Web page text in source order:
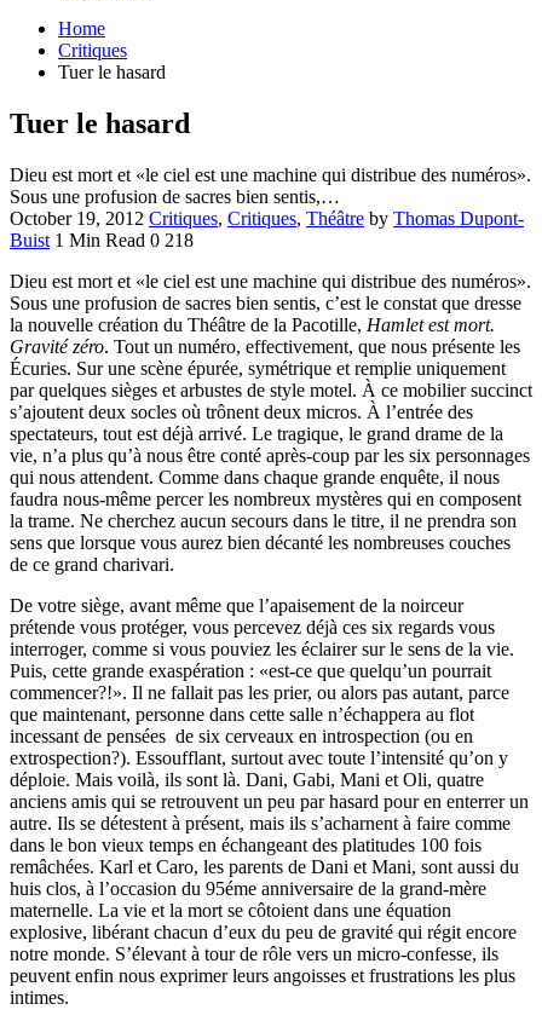
Home
Critiques
Tuer le hasard
Tuer le hasard
Dieu est mort et «le ciel est une machine qui distribue des numéros».
Sous une profusion de sacres bien sentis,…
October 19, 2012 Critiques, Critiques, Théâtre by Thomas Dupont-
Buist 1 Min Read 0 218
Dieu est mort et «le ciel est une machine qui distribue des numéros».
Sous une profusion de sacres bien sentis, c’est le constat que dresse
la nouvelle création du Théâtre de la Pacotille, Hamlet est mort.
Gravité zéro. Tout un numéro, effectivement, que nous présente les
Écuries. Sur une scène épurée, symétrique et remplie uniquement
par quelques sièges et arbustes de style motel. À ce mobilier succinct
s’ajoutent deux socles où trônent deux micros. À l’entrée des
spectateurs, tout est déjà arrivé. Le tragique, le grand drame de la
vie, n’a plus qu’à nous être conté après-coup par les six personnages
qui nous attendent. Comme dans chaque grande enquête, il nous
faudra nous-même percer les nombreux mystères qui en composent
la trame. Ne cherchez aucun secours dans le titre, il ne prendra son
sens que lorsque vous aurez bien décanté les nombreuses couches
de ce grand charivari.
De votre siège, avant même que l’apaisement de la noirceur
prétende vous protéger, vous percevez déjà ces six regards vous
interroger, comme si vous pouviez les éclairer sur le sens de la vie.
Puis, cette grande exaspération : «est-ce que quelqu’un pourrait
commencer?!». Il ne fallait pas les prier, ou alors pas autant, parce
que maintenant, personne dans cette salle n’échappera au flot
incessant de pensées de six cerveaux en introspection (ou en
extrospection?). Essoufflant, surtout avec toute l’intensité qu’on y
déploie. Mais voilà, ils sont là. Dani, Gabi, Mani et Oli, quatre
anciens amis qui se retrouvent un peu par hasard pour en enterrer un
autre. Ils se détestent à présent, mais ils s’acharnent à faire comme
dans le bon vieux temps en échangeant des platitudes 100 fois
remâchées. Karl et Caro, les parents de Dani et Mani, sont aussi du
huis clos, à l’occasion du 95éme anniversaire de la grand-mère
maternelle. La vie et la mort se côtoient dans une équation
explosive, libérant chacun d’eux du peu de gravité qui régit encore
notre monde. S’élevant à tour de rôle vers un micro-confesse, ils
peuvent enfin nous exprimer leurs angoisses et frustrations les plus
intimes.